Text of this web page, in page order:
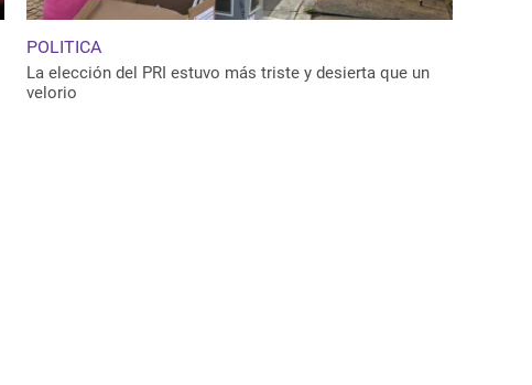
POLITICA
La elección del PRI estuvo más triste y desierta que un
velorio